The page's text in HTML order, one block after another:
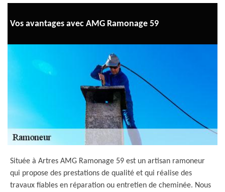
Vos avantages avec AMG Ramonage 59
Située à Artres AMG Ramonage 59 est un artisan ramoneur
qui propose des prestations de qualité et qui réalise des
travaux fiables en réparation ou entretien de cheminée. Nous